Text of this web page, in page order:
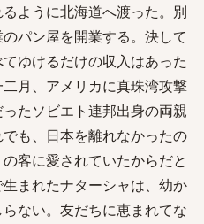
ように北海道へ渡った。別
パン屋を開業する。決して
ゆけるだけの収入はあった
月、アメリカに真珠湾攻撃
たソビエト連邦出身の両親
も、日本を離れなかったの
客に愛されていたからだと
まれたナターシャは、幼か
ない。友だちに恵まれてな